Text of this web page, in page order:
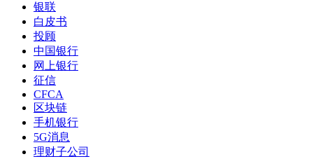
银联
白皮书
投顾
中国银行
网上银行
征信
CFCA
区块链
手机银行
5G消息
理财子公司